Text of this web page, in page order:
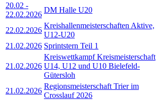
20.02 -
22.02.2026
DM Halle U20
22.02.2026
Kreishallenmeisterschaften Aktive,
U12-U20
21.02.2026 Sprintstern Teil 1
21.02.2026
Kreiswettkampf Kreismeisterschaft
U14, U12 und U10 Bielefeld-
Gütersloh
21.02.2026
Regionsmeisterschaft Trier im
Crosslauf 2026